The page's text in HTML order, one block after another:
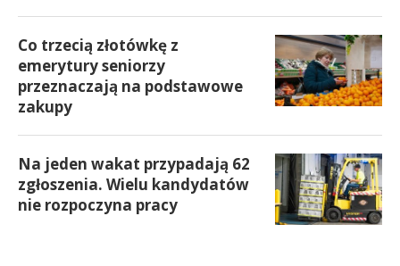
Co trzecią złotówkę z
emerytury seniorzy
przeznaczają na podstawowe
zakupy
Na jeden wakat przypadają 62
zgłoszenia. Wielu kandydatów
nie rozpoczyna pracy